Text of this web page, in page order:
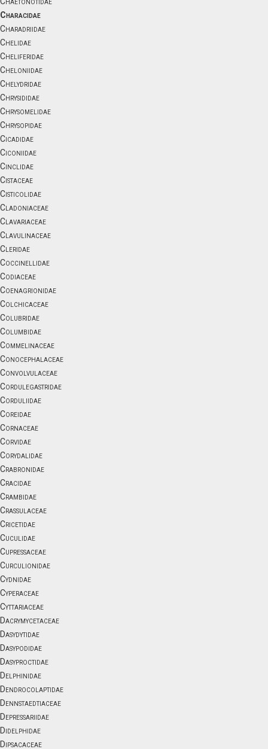
Characidae
Charadriidae
Chelidae
Cheliferidae
Cheloniidae
Chelydridae
Chrysididae
Chrysomelidae
Chrysopidae
Cicadidae
Ciconiidae
Cinclidae
Cistaceae
Cisticolidae
Cladoniaceae
Clavariaceae
Clavulinaceae
Cleridae
Coccinellidae
Codiaceae
Coenagrionidae
Colchicaceae
Colubridae
Columbidae
Commelinaceae
Conocephalaceae
Convolvulaceae
Cordulegastridae
Corduliidae
Coreidae
Cornaceae
Corvidae
Corydalidae
Crabronidae
Cracidae
Crambidae
Crassulaceae
Cricetidae
Cuculidae
Cupressaceae
Curculionidae
Cydnidae
Cyperaceae
Cyttariaceae
Dacrymycetaceae
Dasydytidae
Dasypodidae
Dasyproctidae
Delphinidae
Dendrocolaptidae
Dennstaedtiaceae
Depressariidae
Didelphidae
Dipsacaceae